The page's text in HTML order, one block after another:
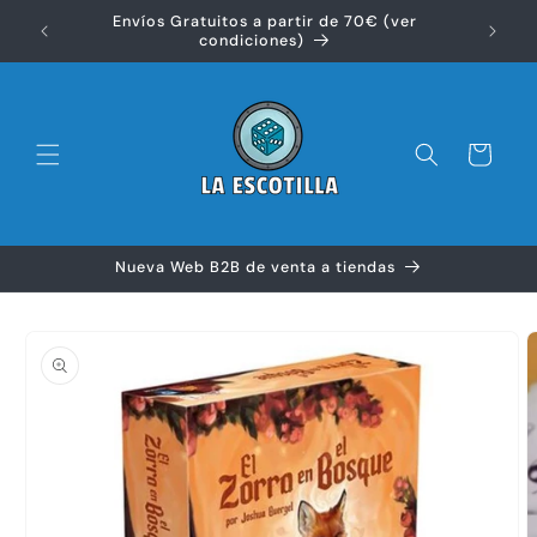
directamenteEnvíos Gratuitos a partir de 70€ (ver
condiciones)
Carrito
Nueva Web B2B de venta a tiendas
información
del producto